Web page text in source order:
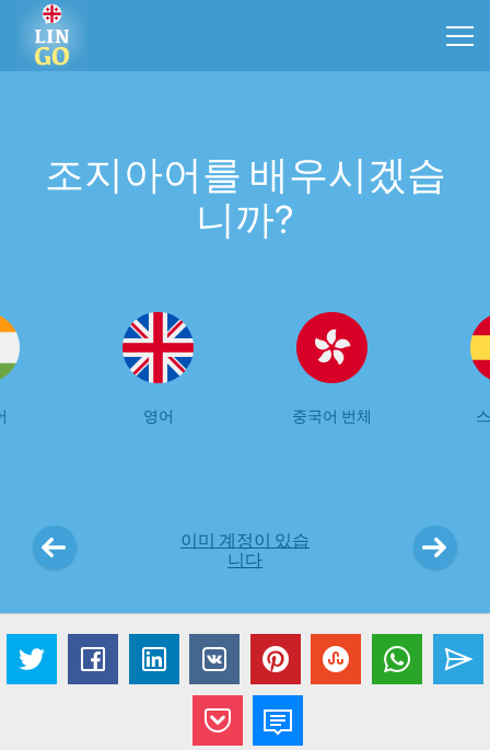
조지아어를 배우시겠습
니까?
영어 중국어 번체
이미 계정이 있습
니다